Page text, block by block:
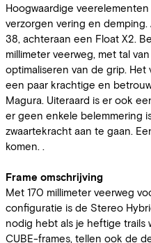
Hoogwaardige
verzorgen vering en
38, achteraan een Float X2.
millimeter veerweg, met tal
optimaliseren van de grip.
een paar krachtige en
Magura. Uiteraard is er ook
er geen enkele belemmering
zwaartekracht aan te gaan.
komen. .
Frame omschrijving
Met 170 millimeter veerweg
configuratie is de Stereo
nodig hebt als je heftige trails
CUBE-frames, tellen ook de